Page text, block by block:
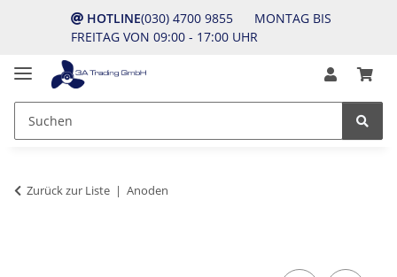
HOTLINE(030) 4700 9855 MONTAG BIS
FREITAG VON 09:00 - 17:00 UHR
Zurück zur Liste Anoden